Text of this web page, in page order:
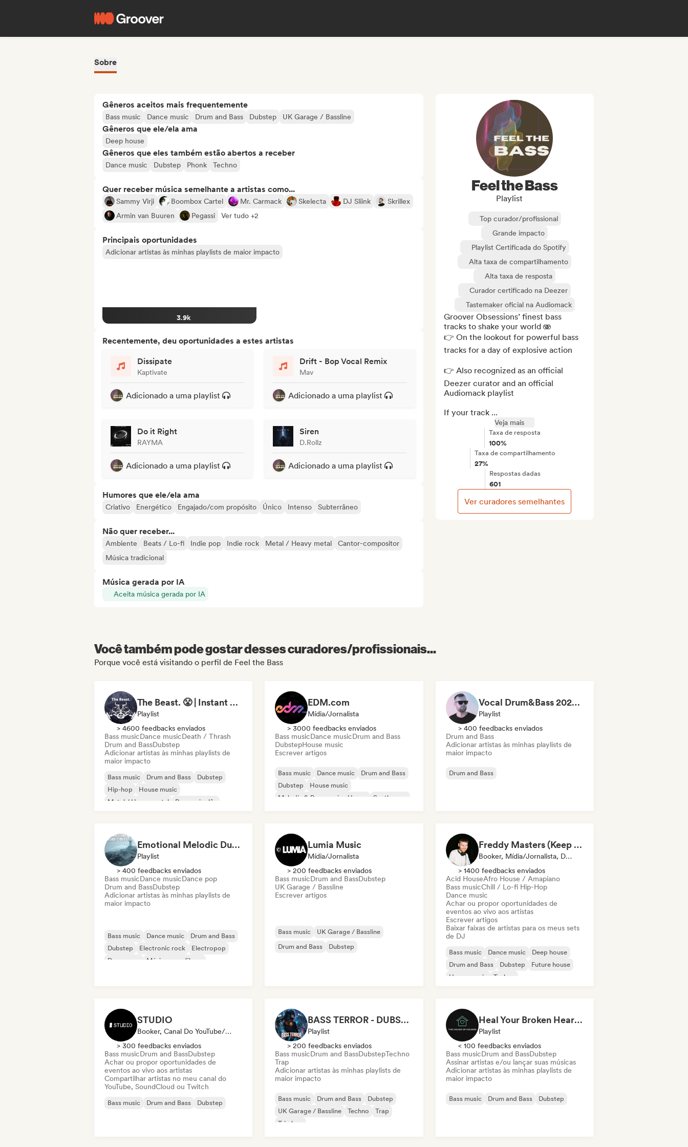
Sobre
Gêneros aceitos mais frequentemente
Bass music Dance music Drum and Bass Dubstep UK Garage / Bassline
Gêneros que ele/ela ama
Deep house
Gêneros que eles também estão abertos a receber
Dance music Dubstep Phonk Techno
Quer receber música semelhante a artistas como...
Sammy Virji Boombox Cartel Mr. Carmack Skelecta DJ Sliink
Skrillex
Armin van Buuren
Pegassi Ver tudo +2
Principais oportunidades
Adicionar artistas às minhas playlists de maior impacto
3.9k
Recentemente, deu oportunidades a estes artistas
Dissipate
Kaptivate
Adicionado a uma playlist
Drift - Bop Vocal Remix
Mav
Adicionado a uma playlist
Do it Right
RAYMA
Adicionado a uma playlist
Siren
D.Rollz
Adicionado a uma playlist
Humores que ele/ela ama
Criativo Energético Engajado/com propósito Único Intenso Subterrâneo
Não quer receber...
Ambiente Beats / Lo-fi Indie pop Indie rock Metal / Heavy metal
Cantor-compositor
Música tradicional
Música gerada por IA
Aceita música gerada por IA
Feel the Bass
Playlist
Top curador/profissional
Grande impacto
Playlist Certificada do Spotify
Alta taxa de compartilhamento
Alta taxa de resposta
Curador certificado na Deezer
Tastemaker oficial na Audiomack
Groover Obsessions’ finest bass
tracks to shake your world 🫨
👉 On the lookout for powerful bass
tracks for a day of explosive action
👉 Also recognized as an official
Deezer curator and an official
Audiomack playlist
If your track ...
Veja mais
Taxa de resposta
100%
Taxa de compartilhamento
27%
Respostas dadas
601
Ver curadores semelhantes
Você também pode gostar desses curadores/profissionais...
Porque você está visitando o perfil de Feel the Bass
The Beast. 😤 | Instant Gainz 💪 | Gym Workout & Motivation Music 🏋️
Playlist
> 4600 feedbacks enviados
Bass musicDance musicDeath / Thrash
Drum and BassDubstep
Adicionar artistas às minhas playlists de
maior impacto
Bass music Drum and Bass
Dubstep
Hip-hop
House music
Metal / Heavy metal
Rap em inglês
EDM.com
Mídia/Jornalista
> 3000 feedbacks enviados
Bass musicDance musicDrum and Bass
DubstepHouse music
Escrever artigos
Bass music Dance music
Drum and Bass
Dubstep
House music
Melodic & Progressive House
Synthwave
Vocal Drum&Bass 2026 by Julian Florent
Playlist
> 400 feedbacks enviados
Drum and Bass
Adicionar artistas às minhas playlists de
maior impacto
Drum and Bass
Emotional Melodic Dubstep (by AZËE)
Playlist
> 400 feedbacks enviados
Bass musicDance musicDance pop
Drum and BassDubstep
Adicionar artistas às minhas playlists de
maior impacto
Bass music Dance music
Drum and Bass
Dubstep
Electronic rock
Electropop
Dance pop
Música para filmes
Lumia Music
Mídia/Jornalista
> 200 feedbacks enviados
Bass musicDrum and BassDubstep
UK Garage / Bassline
Escrever artigos
Bass music
UK Garage / Bassline
Drum and Bass
Dubstep
Freddy Masters (Keep Hush)
Booker, Mídia/Jornalista, DJ Selecionado
> 1400 feedbacks enviados
Acid HouseAfro House / Amapiano
Bass musicChill / Lo-fi Hip-Hop
Dance music
Achar ou propor oportunidades de
eventos ao vivo aos artistas
Escrever artigos
Baixar faixas de artistas para os meus sets
de DJ
Bass music Dance music
Deep house
Drum and Bass
Dubstep
Future house
House music
Techno
STUDIO
Booker, Canal Do YouTube/Twitch
> 300 feedbacks enviados
Bass musicDrum and BassDubstep
Achar ou propor oportunidades de
eventos ao vivo aos artistas
Compartilhar artistas no meu canal do
YouTube, SoundCloud ou Twitch
Bass music Drum and Bass Dubstep
BASS TERROR - DUBSTEP, DNB, HYBRID TRAP, ROCKTRONIC FOR WORKOUT AND GAMING
Playlist
> 200 feedbacks enviados
Bass musicDrum and BassDubstepTechno
Trap
Adicionar artistas às minhas playlists de
maior impacto
Bass music Drum and Bass
Dubstep
UK Garage / Bassline
Techno
Trap
Trip hop
Heal Your Broken Heart💔 | Melodic Dubstep by The House of Houses
Playlist
< 100 feedbacks enviados
Bass musicDrum and BassDubstep
Assinar artistas e/ou lançar suas músicas
Adicionar artistas às minhas playlists de
maior impacto
Bass music Drum and Bass Dubstep